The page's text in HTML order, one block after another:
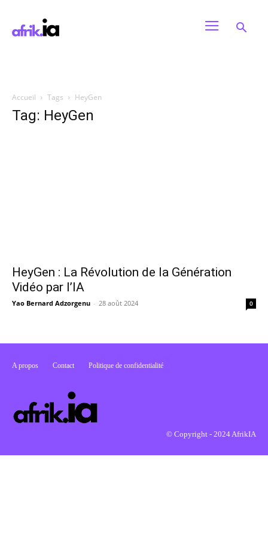
Accueil Tags HeyGen
Tag: HeyGen
HeyGen : La Révolution de la Génération
Vidéo par l’IA
Yao Bernard Adzorgenu - 28 août 2024 0
A propos Contact Politique de confidentialité
© Copyright - 2024 AfrikIA